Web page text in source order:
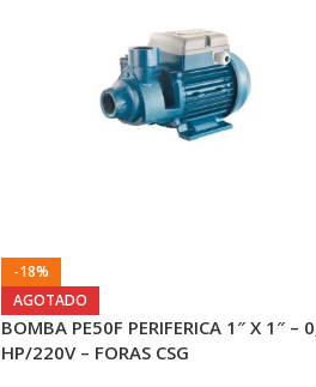
-18%
AGOTADO
BOMBA PE50F PERIFERICA 1″ X 1″ –
HP/220V – FORAS CSG